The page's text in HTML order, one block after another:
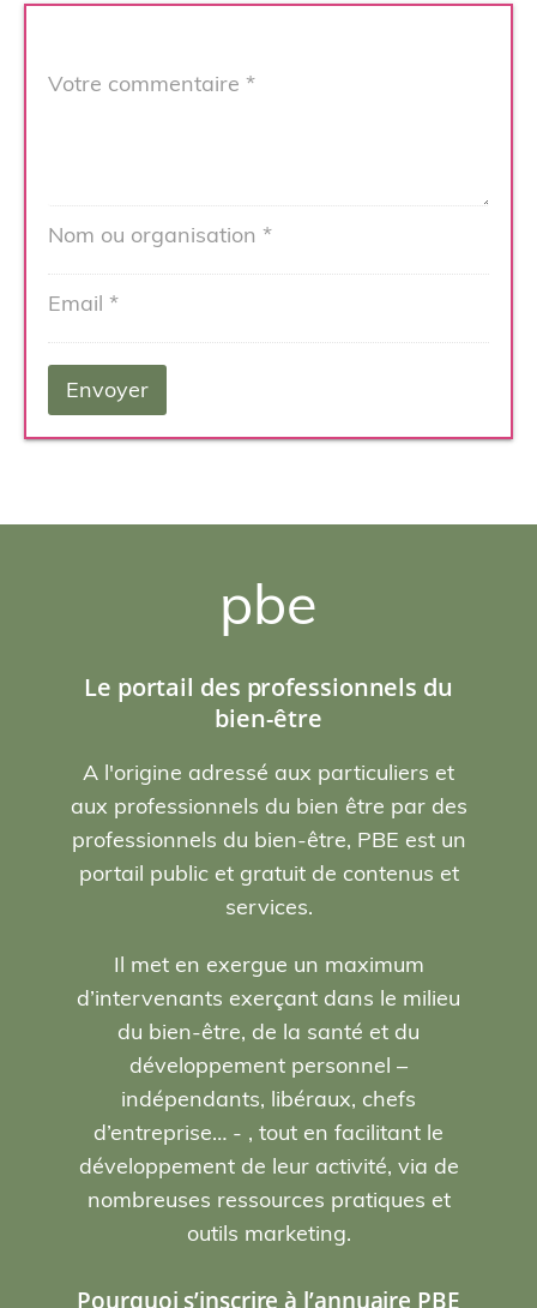
pbe
Le portail des professionnels du
bien-être
A l'origine adressé aux particuliers et
aux professionnels du bien être par des
professionnels du bien-être, PBE est un
portail public et gratuit de contenus et
services.
Il met en exergue un maximum
d’intervenants exerçant dans le milieu
du bien-être, de la santé et du
développement personnel –
indépendants, libéraux, chefs
d’entreprise… - , tout en facilitant le
développement de leur activité, via de
nombreuses ressources pratiques et
outils marketing.
Pourquoi s’inscrire à l’annuaire PBE